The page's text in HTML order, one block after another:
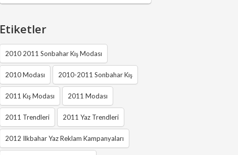
Etiketler
2010 2011 Sonbahar Kış Modası
2010 Modası 2010-2011 Sonbahar Kış
2011 Kış Modası 2011 Modası
2011 Trendleri 2011 Yaz Trendleri
2012 Ilkbahar Yaz Reklam Kampanyaları